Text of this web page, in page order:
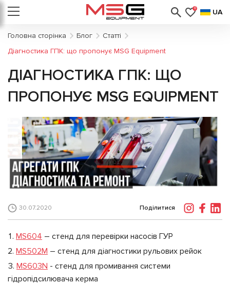
0 UA
Головна сторінка Блог
Статті
Діагностика ГПК: що пропонує MSG Equipment
ДІАГНОСТИКА ГПК: ЩО
ПРОПОНУЄ MSG EQUIPMENT
30.07.2020 Поділитися
MS604 – стенд для перевірки насосів ГУР
MS502M – стенд для діагностики рульових рейок
MS603N - стенд для промивання системи
гідропідсилювача керма